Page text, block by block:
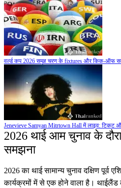
वर्ल्ड कप 2026 समूह चरण के fixtures और किक-ऑफ
Jenevieve Samyan Mitrtown Hall में लाइव: टिकट
2026 थाई आम चुनाव के
समझना
2026 का थाई सामान्य चुनाव दक्षिण
कार्यक्रमों में से एक होने वाला है। थाईलैंड